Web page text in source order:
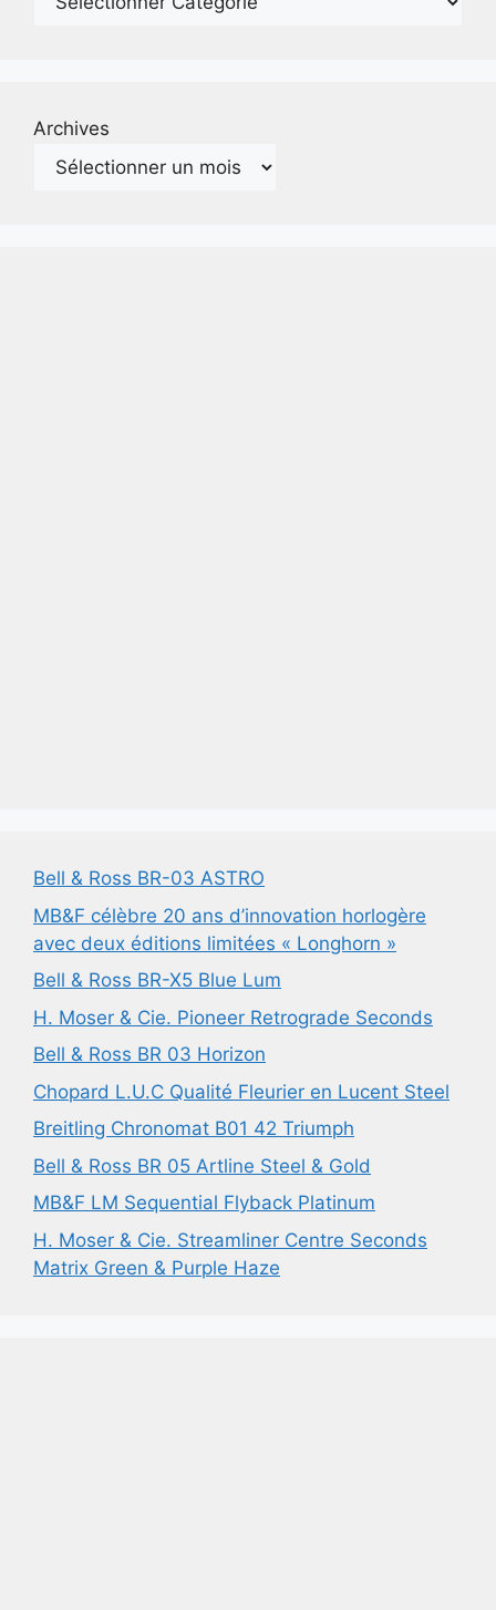
Archives
Bell & Ross BR-03 ASTRO
MB&F célèbre 20 ans d’innovation horlogère
avec deux éditions limitées « Longhorn »
Bell & Ross BR-X5 Blue Lum
H. Moser & Cie. Pioneer Retrograde Seconds
Bell & Ross BR 03 Horizon
Chopard L.U.C Qualité Fleurier en Lucent Steel
Breitling Chronomat B01 42 Triumph
Bell & Ross BR 05 Artline Steel & Gold
MB&F LM Sequential Flyback Platinum
H. Moser & Cie. Streamliner Centre Seconds
Matrix Green & Purple Haze